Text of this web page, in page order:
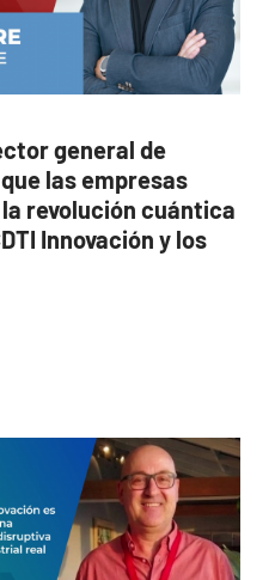
general de
las empresas
revolución cuántica
Innovación y los